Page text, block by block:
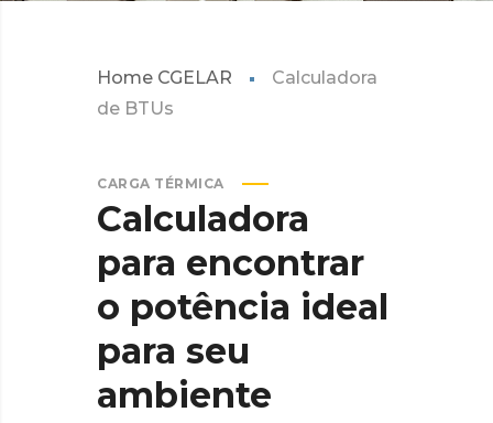
Home CGELAR
Calculadora
de BTUs
CARGA TÉRMICA
Calculadora
para encontrar
o potência ideal
para seu
ambiente